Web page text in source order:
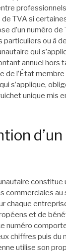
TVA si
d’un numéro
ou à
qui
annuel
de l’État
s’applique,
unique mis
au
chaque
et de
numéro
chiffres puis
utilise son